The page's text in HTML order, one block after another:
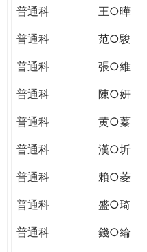
普通科
王○曄
普通科
范○駿
普通科
張○維
普通科
陳○妍
普通科
黄○蓁
普通科
漢○圻
普通科
賴○菱
普通科
盛○琦
普通科
錢○綸